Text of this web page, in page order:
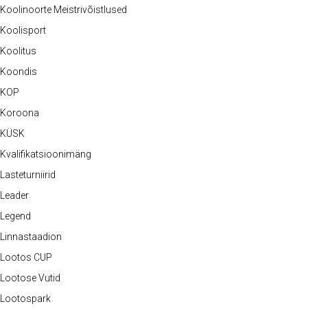
Koolinoorte Meistrivõistlused
Koolisport
Koolitus
Koondis
KOP
Koroona
KÜSK
Kvalifikatsioonimäng
Lasteturniirid
Leader
Legend
Linnastaadion
Lootos CUP
Lootose Vutid
Lootospark